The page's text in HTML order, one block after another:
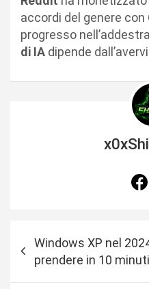
accordi del genere con
progresso
di IA dipende
Windows XP nel
prendere in 10 minuti